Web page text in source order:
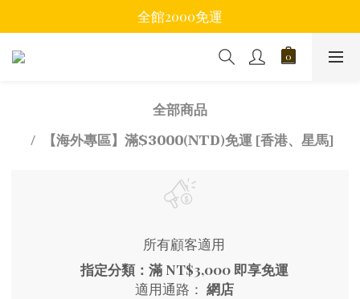
全館2000免運
全部商品
【海外專區】滿$3000(NTD)免運 [香港、星馬]
所有顧客適用
指定分類：滿 NT$3,000 即享免運
適用通路： 網店